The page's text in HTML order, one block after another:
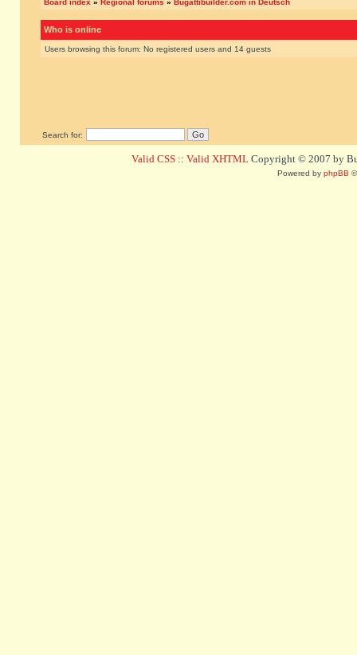
Board index » Regional forums » Bugattibuilder.com in Deutsch
Who is online
Users browsing this forum: No registered users and 14 guests
Search for:
Valid CSS :: Valid XHTML Copyright © 2007 by
Powered by phpBB